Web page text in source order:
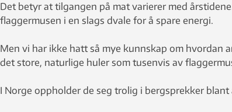
Det betyr at tilgangen på mat varierer med
flaggermusen i en slags dvale for å spare energi.
Men vi har ikke hatt så mye kunnskap om hvordan
det store, naturlige huler som tusenvis av
I Norge oppholder de seg trolig i bergsprekker